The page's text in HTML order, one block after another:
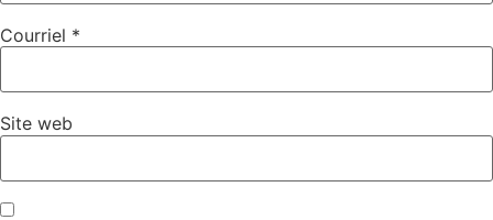
Courriel *
Site web